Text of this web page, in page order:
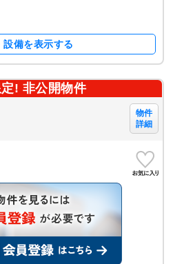
設備を表示する
! 非公開物件
物件
詳細